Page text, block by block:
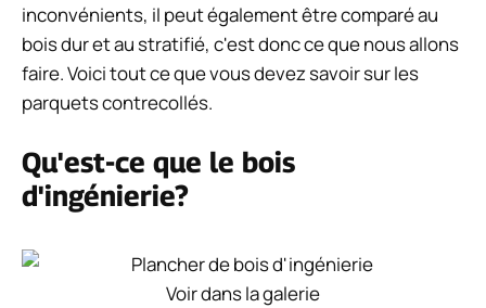
inconvénients, il peut également être comparé au
bois dur et au stratifié, c'est donc ce que nous allons
faire. Voici tout ce que vous devez savoir sur les
parquets contrecollés.
Qu'est-ce que le bois
d'ingénierie?
Voir dans la galerie